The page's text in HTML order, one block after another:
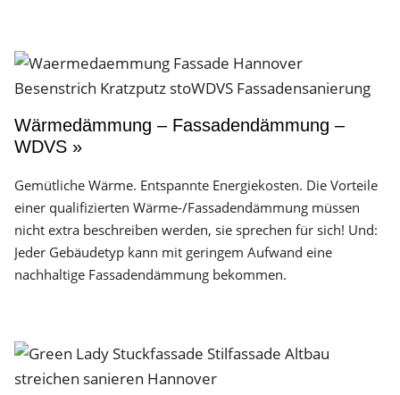
Wärmedämmung – Fassadendämmung –
WDVS »
Gemütliche Wärme. Entspannte Energiekosten. Die Vorteile
einer qualifizierten Wärme-/Fassadendämmung müssen
nicht extra beschreiben werden, sie sprechen für sich! Und:
Jeder Gebäudetyp kann mit geringem Aufwand eine
nachhaltige Fassadendämmung bekommen.